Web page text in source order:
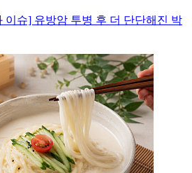
이슈] 유방암 투병 후 더 단단해진 박